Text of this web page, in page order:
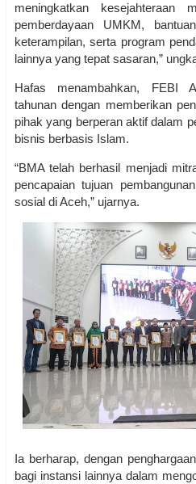
meningkatkan kesejahteraan
pemberdayaan UMKM,
keterampilan, serta program
lainnya yang tepat sasaran,”
Hafas menambahkan, FEBI
tahunan dengan memberikan
pihak yang berperan aktif dalam
bisnis berbasis Islam.
“BMA telah berhasil menjadi
pencapaian tujuan
sosial di Aceh,” ujarnya.
Ia berharap, dengan
bagi instansi lainnya dalam